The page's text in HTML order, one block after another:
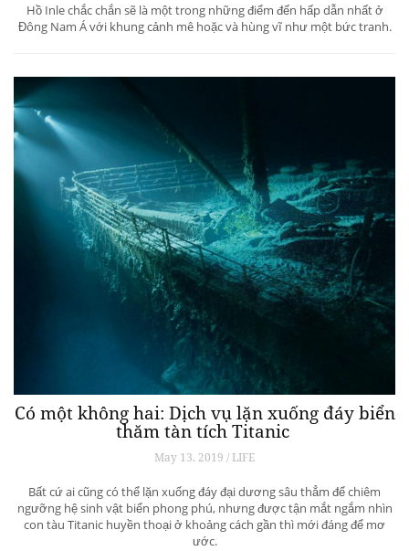
Hồ Inle chắc chắn sẽ là một trong những điểm đến hấp dẫn nhất ở
Đông Nam Á với khung cảnh mê hoặc và hùng vĩ như một bức tranh.
Có một không hai: Dịch vụ lặn xuống đáy biển
thăm tàn tích Titanic
May 13, 2019 / LIFE
Bất cứ ai cũng có thể lặn xuống đáy đại dương sâu thẳm để chiêm
ngưỡng hệ sinh vật biển phong phú, nhưng được tận mắt ngắm nhìn
con tàu Titanic huyền thoại ở khoảng cách gần thì mới đáng để mơ
ước.